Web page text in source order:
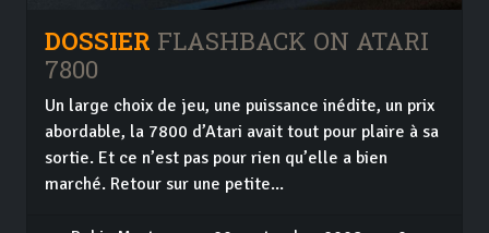
DOSSIER FLASHBACK ON ATARI
7800
Un large choix de jeu, une puissance inédite, un prix
abordable, la 7800 d’Atari avait tout pour plaire à sa
sortie. Et ce n’est pas pour rien qu’elle a bien
marché. Retour sur une petite...